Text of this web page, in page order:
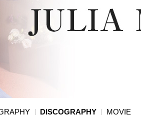
DISCOGRAPHY MOVIE